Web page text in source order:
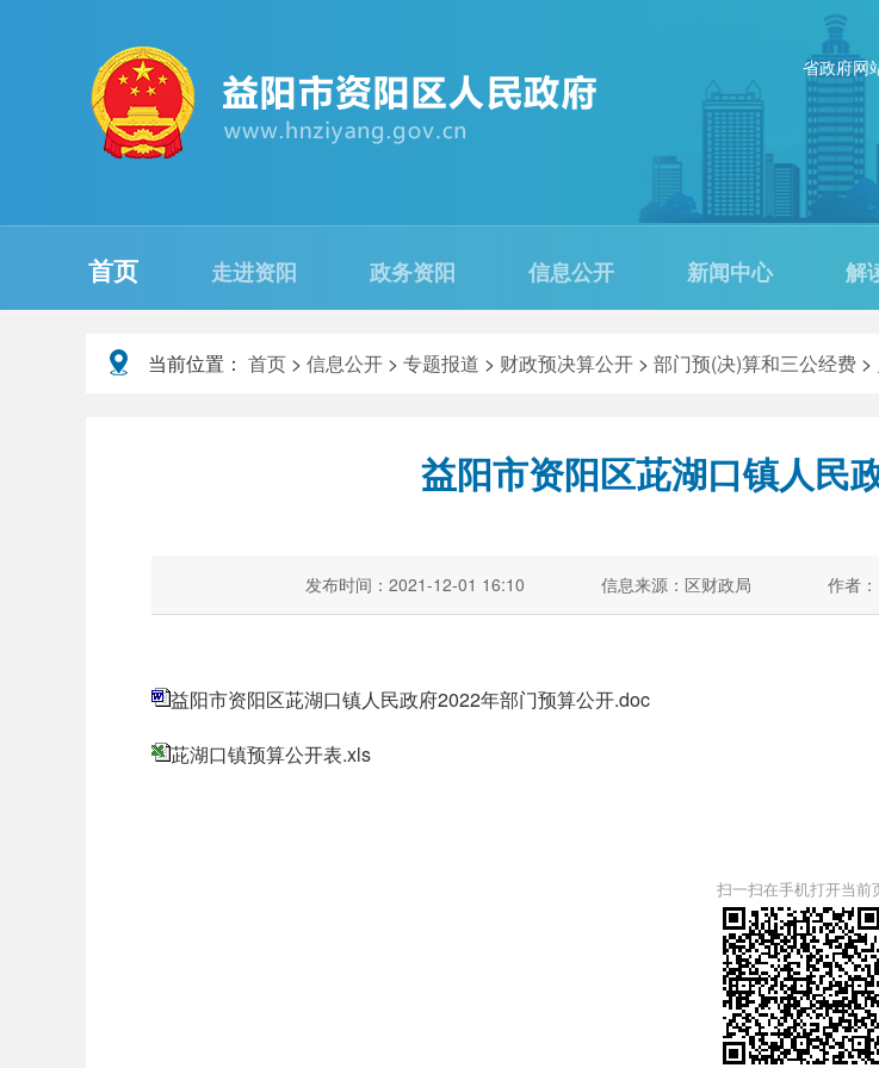
省政府网
首页 走进资阳 政务资阳 信息公开 新闻中心 解
当前位置： 首页 > 信息公开 > 专题报道 > 财政预决算公开 > 部门预(决)算和三公经费 >
益阳市资阳区茈湖口镇人民
发布时间：2021-12-01 16:10 信息来源：区财政局 作者：
益阳市资阳区茈湖口镇人民政府2022年部门预算公开.doc
茈湖口镇预算公开表.xls
扫一扫在手机打开当前